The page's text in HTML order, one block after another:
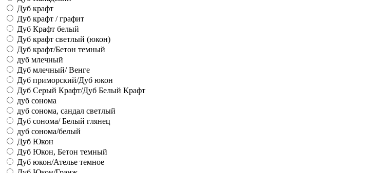
Дуб крафт
Дуб крафт / графит
Дуб Крафт белый
Дуб крафт светлый (юкон)
Дуб крафт/Бетон темный
дуб млечный
Дуб млечный/ Венге
Дуб приморский/Дуб юкон
Дуб Серый Крафт/Дуб Белый Крафт
дуб сонома
дуб сонома, сандал светлый
Дуб сонома/ Белый глянец
дуб сонома/белый
Дуб Юкон
Дуб Юкон, Бетон темный
Дуб юкон/Ателье темное